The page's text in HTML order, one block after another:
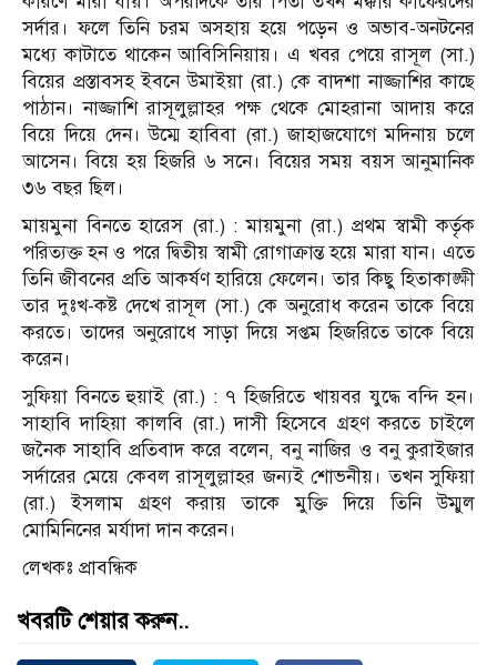
সর্দার। ফলে তিনি চরম অসহায় হয়ে পড়েন ও অভাব-অনটনের
মধ্যে কাটাতে থাকেন আবিসিনিয়ায়। এ খবর পেয়ে রাসূল (সা.)
বিয়ের প্রস্তাবসহ ইবনে উমাইয়া (রা.) কে বাদশা নাজ্জাশির কাছে
পাঠান। নাজ্জাশি রাসূলুল্লাহর পক্ষ থেকে মোহরানা আদায় করে
বিয়ে দিয়ে দেন। উম্মে হাবিবা (রা.) জাহাজযোগে মদিনায় চলে
আসেন। বিয়ে হয় হিজরি ৬ সনে। বিয়ের সময় বয়স আনুমানিক
৩৬ বছর ছিল।
মায়মুনা বিনতে হারেস (রা.) : মায়মুনা (রা.) প্রথম স্বামী কর্তৃক
পরিত্যক্ত হন ও পরে দ্বিতীয় স্বামী রোগাক্রান্ত হয়ে মারা যান। এতে
তিনি জীবনের প্রতি আকর্ষণ হারিয়ে ফেলেন। তার কিছু হিতাকাঙ্ক্ষী
তার দুঃখ-কষ্ট দেখে রাসূল (সা.) কে অনুরোধ করেন তাকে বিয়ে
করতে। তাদের অনুরোধে সাড়া দিয়ে সপ্তম হিজরিতে তাকে বিয়ে
করেন।
সুফিয়া বিনতে হুয়াই (রা.) : ৭ হিজরিতে খায়বর যুদ্ধে বন্দি হন।
সাহাবি দাহিয়া কালবি (রা.) দাসী হিসেবে গ্রহণ করতে চাইলে
জনৈক সাহাবি প্রতিবাদ করে বলেন, বনু নাজির ও বনু কুরাইজার
সর্দারের মেয়ে কেবল রাসূলুল্লাহর জন্যই শোভনীয়। তখন সুফিয়া
(রা.) ইসলাম গ্রহণ করায় তাকে মুক্তি দিয়ে তিনি উম্মুল
মোমিনিনের মর্যাদা দান করেন।
লেখকঃ প্রাবন্ধিক
খবরটি শেয়ার করুন..